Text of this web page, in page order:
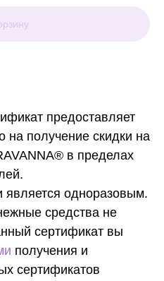
предоставляет
на получение скидки на
в пределах
одноразовым.
средства не
сертификат вы
получения и
сертификатов